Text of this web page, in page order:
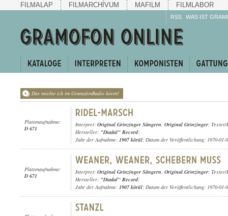
FILMALAP FILMARCHÍVUM MAFILM FILMLABOR
RSS WAS IST
Das möchte ich im GramofonRadio hören!
Plattenaufnahme:
D 671
Interpret: Original Grinzinger Sängern, Original Grinzinger; Texter/
Hersteller: "Diadal" Record;
Jahr der Aufnahme: 1907 körül; Datum der Veröffentlichung: 1970-01-
Plattenaufnahme:
D 671
Interpret: Original Grinzinger Sängern, Original Grinzinger; Texter/
Hersteller: "Diadal" Record;
Jahr der Aufnahme: 1907 körül; Datum der Veröffentlichung: 1970-01-